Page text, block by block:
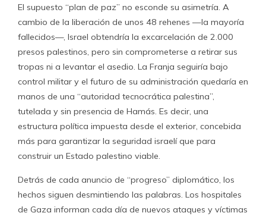
El supuesto “plan de paz” no esconde su asimetría. A
cambio de la liberación de unos 48 rehenes —la mayoría
fallecidos—, Israel obtendría la excarcelación de 2.000
presos palestinos, pero sin comprometerse a retirar sus
tropas ni a levantar el asedio. La Franja seguiría bajo
control militar y el futuro de su administración quedaría en
manos de una “autoridad tecnocrática palestina”,
tutelada y sin presencia de Hamás. Es decir, una
estructura política impuesta desde el exterior, concebida
más para garantizar la seguridad israelí que para
construir un Estado palestino viable.
Detrás de cada anuncio de “progreso” diplomático, los
hechos siguen desmintiendo las palabras. Los hospitales
de Gaza informan cada día de nuevos ataques y víctimas